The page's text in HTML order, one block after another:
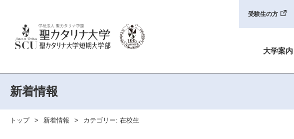
受験生の方
大学案内
新着情報
トップ 新着情報 カテゴリー: 在校生